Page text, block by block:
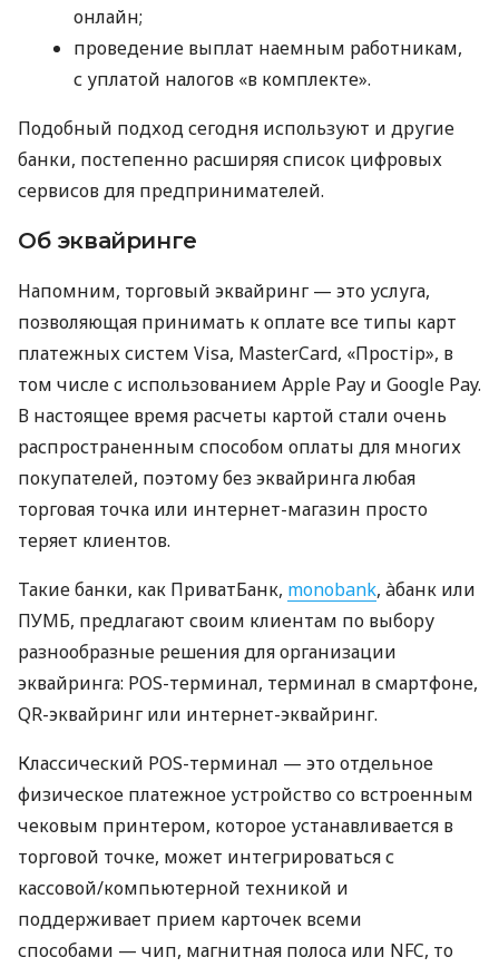
онлайн;
проведение выплат наемным работникам,
с уплатой налогов «в комплекте».
Подобный подход сегодня используют и другие
банки, постепенно расширяя список цифровых
сервисов для предпринимателей.
Об эквайринге
Напомним, торговый эквайринг — это услуга,
позволяющая принимать к оплате все типы карт
платежных систем Visa, MasterCard, «Простір», в
том числе с использованием Apple Pay и Google Pay.
В настоящее время расчеты картой стали очень
распространенным способом оплаты для многих
покупателей, поэтому без эквайринга любая
торговая точка или интернет-магазин просто
теряет клиентов.
Такие банки, как ПриватБанк, monobank, àбанк или
ПУМБ, предлагают своим клиентам по выбору
разнообразные решения для организации
эквайринга: POS-терминал, терминал в смартфоне,
QR-эквайринг или интернет-эквайринг.
Классический POS-терминал — это отдельное
физическое платежное устройство со встроенным
чековым принтером, которое устанавливается в
торговой точке, может интегрироваться с
кассовой/компьютерной техникой и
поддерживает прием карточек всеми
способами — чип, магнитная полоса или NFC, то